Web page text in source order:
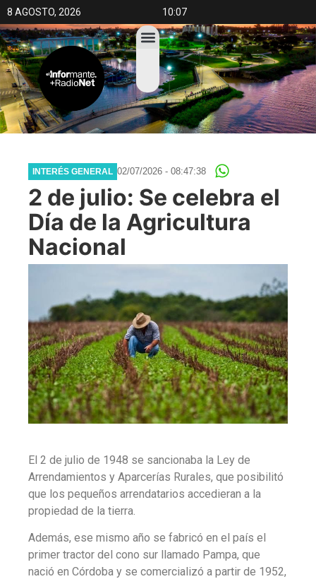
8 AGOSTO, 2026 10:07
INTERÉS GENERAL 02/07/2026 - 08:47:38
2 de julio: Se celebra el
Día de la Agricultura
Nacional
El 2 de julio de 1948 se sancionaba la Ley de
Arrendamientos y Aparcerías Rurales, que posibilitó
que los pequeños arrendatarios accedieran a la
propiedad de la tierra.
Además, ese mismo año se fabricó en el país el
primer tractor del cono sur llamado Pampa, que
nació en Córdoba y se comercializó a partir de 1952,